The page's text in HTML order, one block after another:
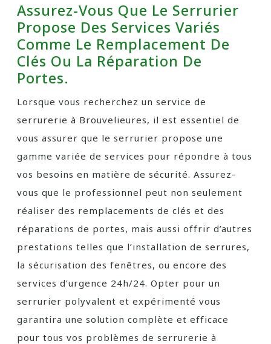
Assurez-Vous Que Le Serrurier
Propose Des Services Variés
Comme Le Remplacement De
Clés Ou La Réparation De
Portes.
Lorsque vous recherchez un service de
serrurerie à Brouvelieures, il est essentiel de
vous assurer que le serrurier propose une
gamme variée de services pour répondre à tous
vos besoins en matière de sécurité. Assurez-
vous que le professionnel peut non seulement
réaliser des remplacements de clés et des
réparations de portes, mais aussi offrir d’autres
prestations telles que l’installation de serrures,
la sécurisation des fenêtres, ou encore des
services d’urgence 24h/24. Opter pour un
serrurier polyvalent et expérimenté vous
garantira une solution complète et efficace
pour tous vos problèmes de serrurerie à